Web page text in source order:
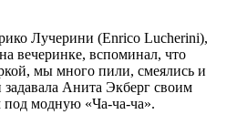
Лучерини (Enrico Lucherini),
вечеринке, вспоминал, что
мы много пили, смеялись и
задавала Анита Экберг своим
модную «Ча-ча-ча».